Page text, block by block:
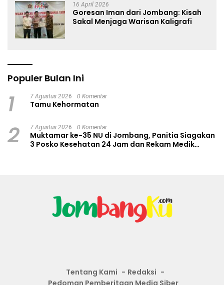
16 April 2026
Goresan Iman dari Jombang: Kisah
Sakal Menjaga Warisan Kaligrafi
Populer Bulan Ini
1 7 Agustus 2026 0 Komentar
Tamu Kehormatan
2 7 Agustus 2026 0 Komentar
Muktamar ke-35 NU di Jombang, Panitia Siagakan
3 Posko Kesehatan 24 Jam dan Rekam Medik
Tentang Kami
Redaksi